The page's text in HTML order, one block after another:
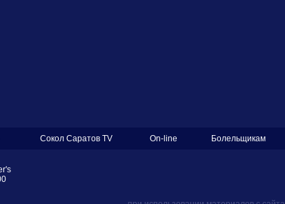
Сокол Саратов TV On-line Болельщикам